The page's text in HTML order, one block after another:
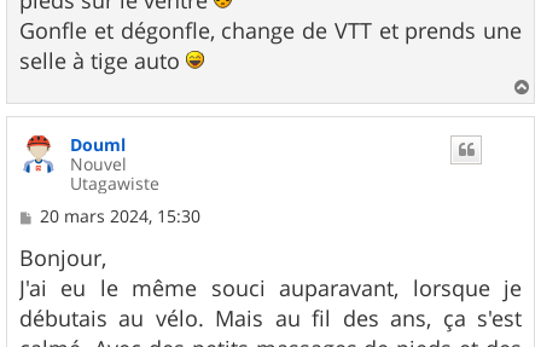
a
g
e
Gonfle et dégonfle, change de VTT et prends une
selle à tige auto
a
Douml
Nouvel
Utagawiste
M
s
s
a
g
e
20 mars 2024, 15:30
Bonjour,
J'ai eu le même souci auparavant, lorsque je
débutais au vélo. Mais au fil des ans, ça s'est